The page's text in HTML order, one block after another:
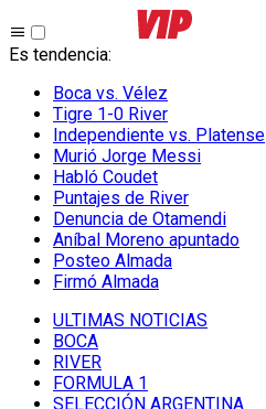
Es tendencia:
Boca vs. Vélez
Tigre 1-0 River
Independiente vs. Platense
Murió Jorge Messi
Habló Coudet
Puntajes de River
Denuncia de Otamendi
Aníbal Moreno apuntado
Posteo Almada
Firmó Almada
ULTIMAS NOTICIAS
BOCA
RIVER
FORMULA 1
SELECCIÓN ARGENTINA